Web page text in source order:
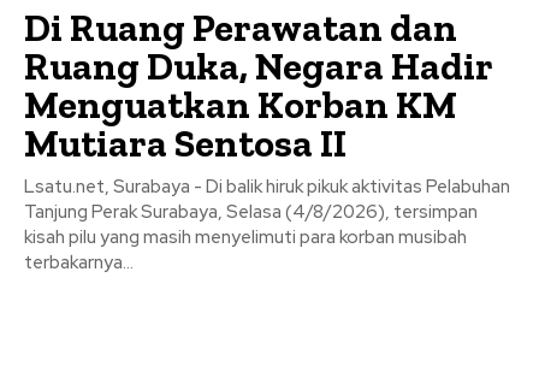
Di Ruang Perawatan dan
Ruang Duka, Negara Hadir
Menguatkan Korban KM
Mutiara Sentosa II
Lsatu.net, Surabaya - Di balik hiruk pikuk aktivitas Pelabuhan
Tanjung Perak Surabaya, Selasa (4/8/2026), tersimpan
kisah pilu yang masih menyelimuti para korban musibah
terbakarnya...